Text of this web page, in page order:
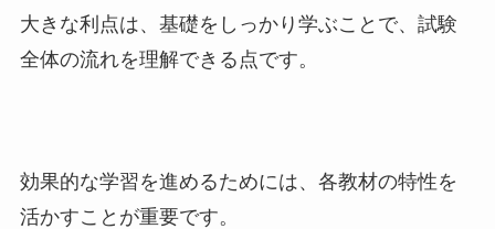
大きな利点は、基礎をしっかり学ぶことで、試験
全体の流れを理解できる点です。
効果的な学習を進めるためには、各教材の特性を
活かすことが重要です。